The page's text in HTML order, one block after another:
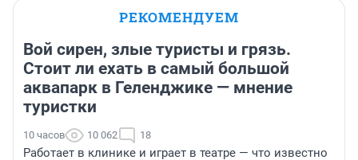
РЕКОМЕНДУЕМ
Вой сирен, злые туристы и грязь.
Стоит ли ехать в самый большой
аквапарк в Геленджике — мнение
туристки
10 часов 10 062 18
Работает в клинике и играет в театре — что известно